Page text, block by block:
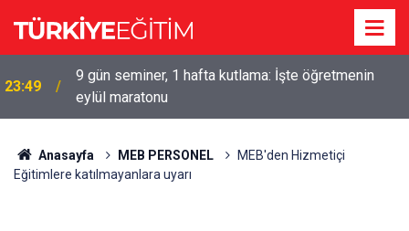
23:49
9 gün seminer, 1 hafta kutlama: İşte öğretmenin
eylül maratonu
Anasayfa MEB PERSONEL
MEB'den Hizmetiçi
Eğitimlere katılmayanlara uyarı